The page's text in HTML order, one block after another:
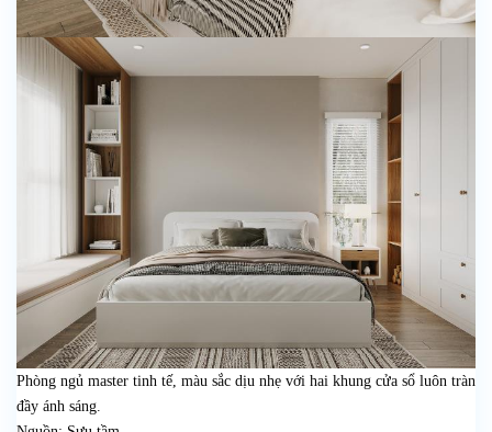
Phòng ngủ master tinh tế, màu sắc dịu nhẹ với hai khung cửa sổ luôn tràn
đầy ánh sáng.